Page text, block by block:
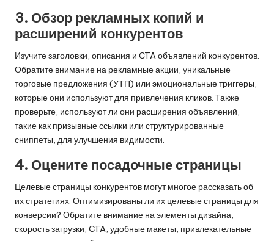
3. Обзор рекламных копий и
расширений конкурентов
Изучите заголовки, описания и CTA объявлений конкурентов.
Обратите внимание на рекламные акции, уникальные
торговые предложения (УТП) или эмоциональные триггеры,
которые они используют для привлечения кликов. Также
проверьте, используют ли они расширения объявлений,
такие как призывные ссылки или структурированные
сниппеты, для улучшения видимости.
4. Оцените посадочные страницы
Целевые страницы конкурентов могут многое рассказать об
их стратегиях. Оптимизированы ли их целевые страницы для
конверсии? Обратите внимание на элементы дизайна,
скорость загрузки, CTA, удобные макеты, привлекательные